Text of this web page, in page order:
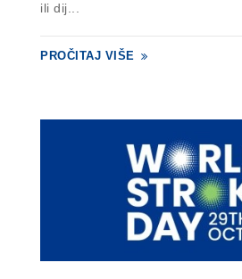
ili dij...
PROČITAJ VIŠE